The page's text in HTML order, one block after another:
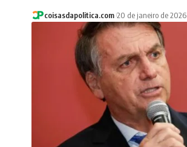
coisasdapolitica.com 20 de janeiro de 2026